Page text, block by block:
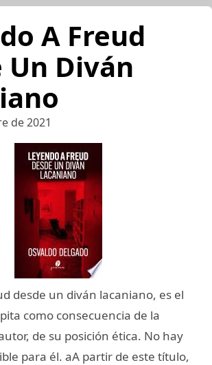
A Freud
Un Diván
de 2021
desde un diván lacaniano, es el
como consecuencia de la
de su posición ética. No hay
para él. aA partir de este título,